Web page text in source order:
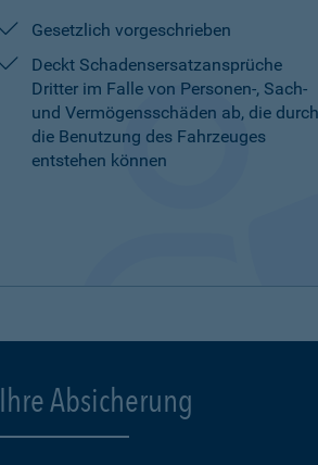
Gesetzlich vorgeschrieben
Deckt Schadensersatzansprüche
Dritter im Falle von Personen-, Sach-
und Vermögensschäden ab, die durch
die Benutzung des Fahrzeuges
entstehen können
Ihre Absicherung